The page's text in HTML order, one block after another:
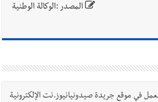
المصدر :الوكالة الوطنية
في موقع جريدة صيدونيانيوز.نت الإلكترونية